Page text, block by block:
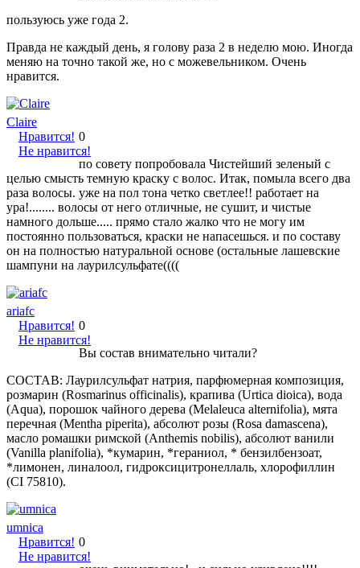
пользуюсь уже года 2.
Правда не каждый день, я голову раза 2 в неделю мою. Иногда
меняю на точно такой же, но с можевельником. Очень
нравится.
Claire
Нравится!
Не нравится!
0
по совету попробовала Чистейший зеленый с
целью смысть темную краску с волос. Итак, помыла всего два
раза волосы. уже на пол тона четко светлее!! работает на
ура!........ волосы от него отличные, не сушит, и чистые
намного дольше..... прямо стало жалко что не могу им
постоянно пользоваться, краски не напасешься. и по составу
он на полностью натуральной основе (остальные лашевские
шампуни на лаурилсульфате((((
ariafc
Нравится!
Не нравится!
0
Вы состав внимательно читали?
СОСТАВ: Лаурилсульфат натрия, парфюмерная композиция,
розмарин (Rosmarinus officinalis), крапива (Urtica dioica), вода
(Aqua), порошок чайного дерева (Melaleuca alternifolia), мята
перечная (Mentha piperita), абсолют розы (Rosa damascena),
масло ромашки римской (Anthemis nobilis), абсолют ванили
(Vanilla planifolia), *кумарин, *гераниол, * бензилбензоат,
*лимонен, линалоол, гидроксицитронеллаль, хлорофиллин
(CI 75810).
umnica
Нравится!
Не нравится!
0